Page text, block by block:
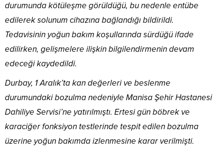
durumunda kötüleşme görüldüğü, bu nedenle entübe
edilerek solunum cihazına bağlandığı bildirildi.
Tedavisinin yoğun bakım koşullarında sürdüğü ifade
edilirken, gelişmelere ilişkin bilgilendirmenin devam
edeceği kaydedildi.
Durbay, 1 Aralık’ta kan değerleri ve beslenme
durumundaki bozulma nedeniyle Manisa Şehir Hastanesi
Dahiliye Servisi’ne yatırılmıştı. Ertesi gün böbrek ve
karaciğer fonksiyon testlerinde tespit edilen bozulma
üzerine yoğun bakımda izlenmesine karar verilmişti.